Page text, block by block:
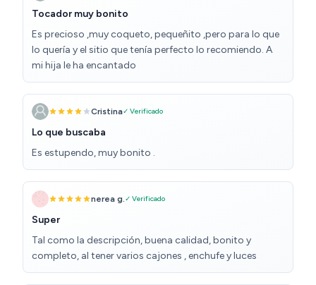
Tocador muy bonito
Es precioso ,muy coqueto, pequeñito ,pero para lo que
lo quería y el sitio que tenía perfecto lo recomiendo. A
mi hija le ha encantado
Cristina✓ Verificado
Lo que buscaba
Es estupendo, muy bonito .
nerea g. ✓ Verificado
Super
Tal como la descripción, buena calidad, bonito y
completo, al tener varios cajones , enchufe y luces